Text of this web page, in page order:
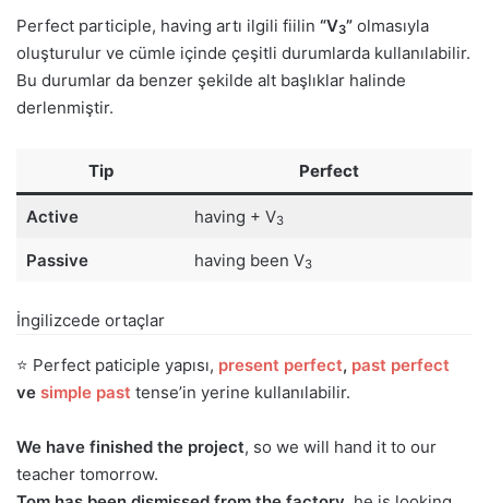
Perfect participle, having artı ilgili fiilin “V3” olmasıyla
oluşturulur ve cümle içinde çeşitli durumlarda kullanılabilir.
Bu durumlar da benzer şekilde alt başlıklar halinde
derlenmiştir.
Tip Perfect
Active having + V3
Passive having been V3
İngilizcede ortaçlar
⭐ Perfect paticiple yapısı, present perfect, past perfect
ve simple past tense’in yerine kullanılabilir.
We have finished the project, so we will hand it to our
teacher tomorrow.